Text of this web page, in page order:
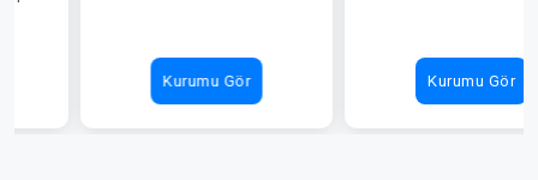
Kurumu Gör Kurumu Gör